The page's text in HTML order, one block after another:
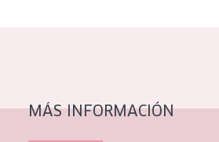
Piel expuesta al sol
MÁS INFORMACIÓN